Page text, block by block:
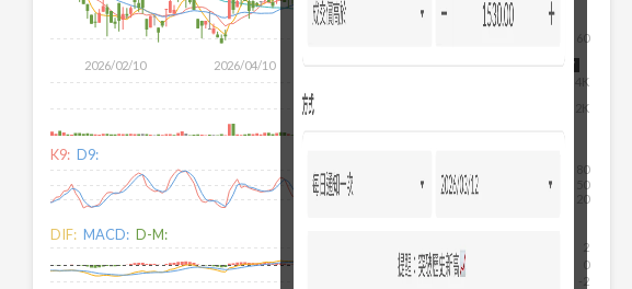
2026/02/10 2026/04/10
60
2026/08/07
2K
4K
K9: D9:
20
50
80
DIF: MACD: D-M:
-2
0
2